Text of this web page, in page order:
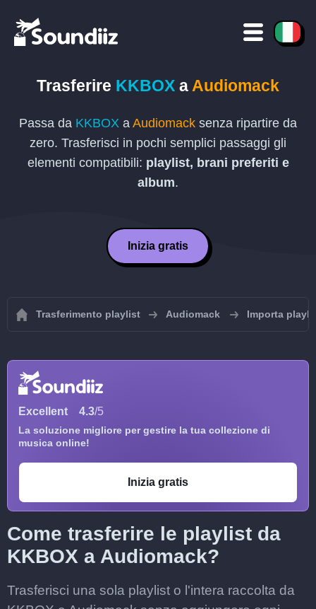
Trasferire KKBOX a Audiomack
Passa da KKBOX a Audiomack senza ripartire da
zero. Trasferisci in pochi semplici passaggi gli
elementi compatibili: playlist, brani preferiti e
album.
Inizia gratis
Trasferimento playlist Audiomack Importa
Excellent 4.3/5
La soluzione migliore per gestire la tua collezione di
musica online!
Inizia gratis
Come trasferire le playlist da
KKBOX a Audiomack?
Trasferisci una sola playlist o l'intera raccolta da